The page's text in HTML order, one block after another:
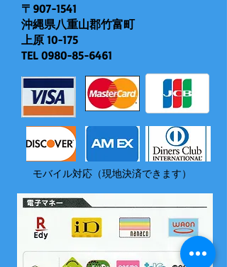
〒907-1541
沖縄県八重山郡竹富町
上原 10-175
TEL 0980-85-6461
モバイル対応（現地決済できます）